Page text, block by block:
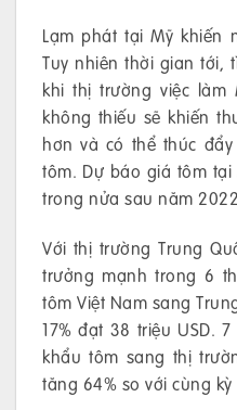
Lạm phát tại Mỹ khiến
Tuy nhiên thời gian tới,
khi thị trường việc làm
không thiếu sẽ khiến
hơn và có thể thúc
tôm. Dự báo giá tôm
trong nửa sau năm
Với thị trường Trung
trưởng mạnh trong 6
tôm Việt Nam sang
17% đạt 38 triệu USD.
khẩu tôm sang thị
tăng 64% so với cùng